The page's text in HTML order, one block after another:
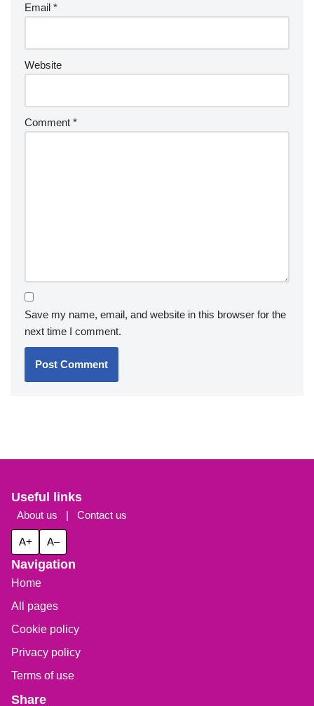
Email *
Website
Comment *
Save my name, email, and website in this browser for the
next time I comment.
Useful links
About us | Contact us
A+ A–
Navigation
Home
All pages
Cookie policy
Privacy policy
Terms of use
Share